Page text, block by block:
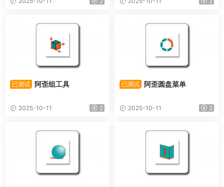
已测试 阿歪组工具
2025-10-11 2
已测试 阿歪圆盘菜单
2025-10-11 2